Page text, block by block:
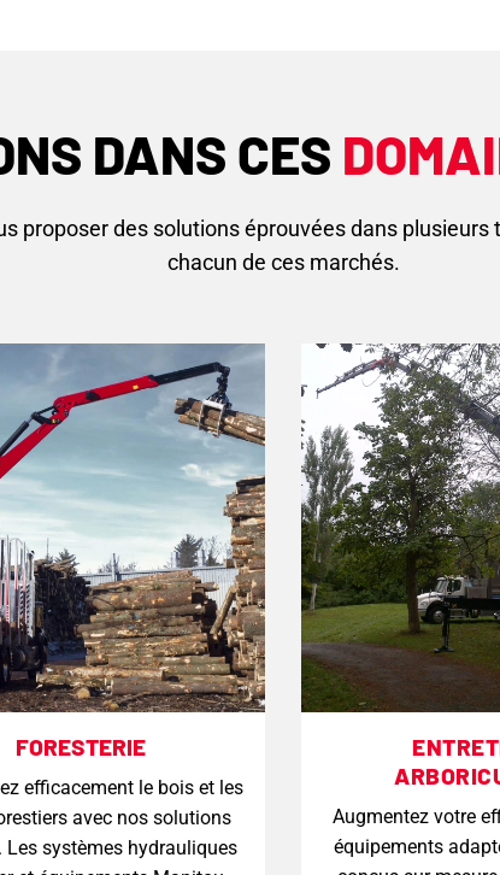
DANS CES
proposer des solutions éprouvées dans
chacun de ces marchés.
FORESTERIE
efficacement le bois et les
avec nos solutions
Les systèmes hydrauliques
Augmentez votre
équipements